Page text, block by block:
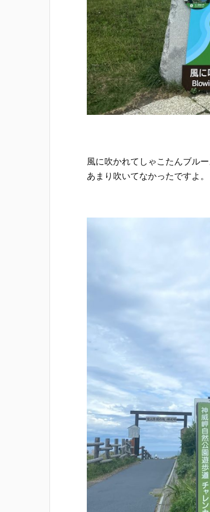
風に吹かれてしゃこたんブル
あまり吹いてなかったですよ。